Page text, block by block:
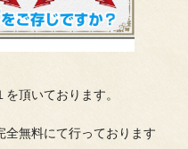
頂いております。
全無料にて行っております